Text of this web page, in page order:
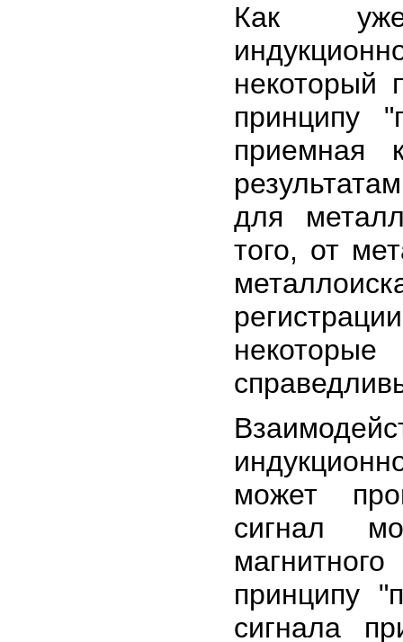
Как уже
некоторый
принципу
приемная
для
того, от
может
сигнал
принципу
сигнала